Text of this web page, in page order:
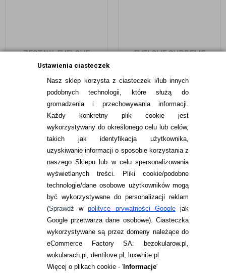
Ustawienia ciasteczek
Nasz sklep korzysta z ciasteczek i/lub innych
podobnych technologii, które służą do
gromadzenia i przechowywania informacji.
Każdy konkretny plik cookie jest
wykorzystywany do określonego celu lub celów,
takich jak identyfikacja użytkownika,
uzyskiwanie informacji o sposobie korzystania z
naszego Sklepu lub w celu spersonalizowania
wyświetlanych treści.
Pliki cookie/podobne
technologie/dane osobowe użytkowników mogą
być wykorzystywane do personalizacji reklam
(Sprawdźwpolityce prywatności Googlejak
Google przetwarza dane osobowe). Ciasteczka
wykorzystywane są przez domeny należące do
eCommerce Factory SA: bezokularow.pl,
wokularach.pl, dentilove.pl, luxwhite.pl
Więcej o plikach cookie - 'Informacje'
ZESTAW: EYELOVE
COMFORT 2X360 ML
59,48pln
EYELOVE SUPREME
49,99 pln
INFORMACJE KONTAKTOWE
JAK ZAMAWIAĆ?
ZWROTY I REKLAMACJA
WARUNKI ZAKUPÓW
RANKINGI SOCZEWEK